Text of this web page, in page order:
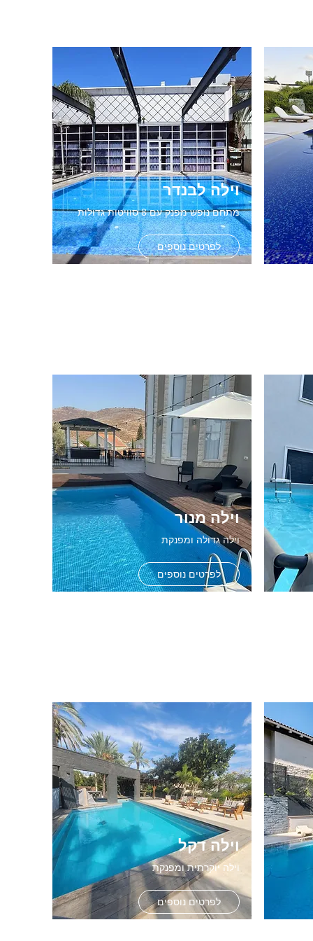
וילה לבנדר
מתחם נופש מפנק עם 8 סוויטות גדולות
לפרטים נוספים
וילה מנור
וילה גדולה ומפנקת
לפרטים נוספים
וילה דקל
וילה יוקרתית ומפנקת
לפרטים נוספים